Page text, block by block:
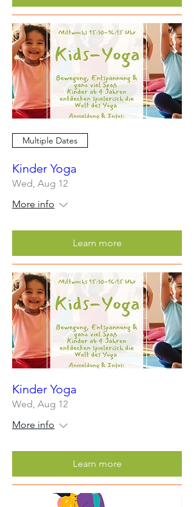
Multiple Dates
Kinder Yoga
Wed, Aug 12
More info
Learn more
Kinder Yoga
Wed, Aug 12
More info
Learn more